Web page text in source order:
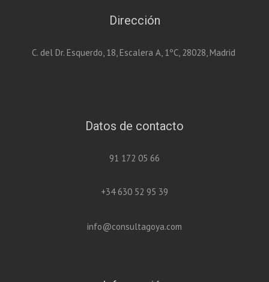
Dirección
C. del Dr. Esquerdo, 18, Escalera A, 1ºC, 28028, Madrid
Datos de contacto
91 172 05 66
+34 630 52 95 39
info@consultagoya.com